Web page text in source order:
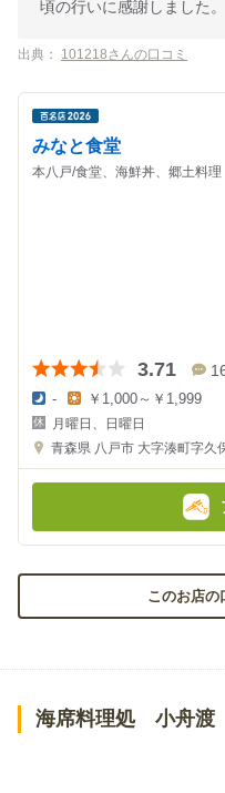
頃の行いに感謝しました。
出典： 101218さんの口コミ
みなと食堂
本八戸/食堂、海鮮丼、郷土料理
3.71
夜
の
金
-
昼
の
金
額
￥1,000～￥1,999
月曜日、日曜日
青森県 八戸市 大字湊町字久
このお店の
海席料理処 小舟渡